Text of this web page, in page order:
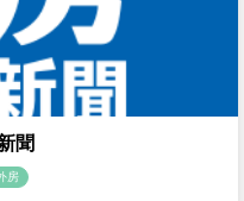
聞
房